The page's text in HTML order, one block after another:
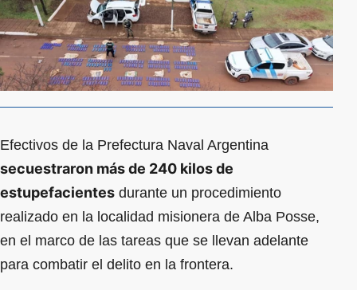
Efectivos de la Prefectura Naval Argentina
secuestraron más de 240 kilos de
estupefacientes durante un procedimiento
realizado en la localidad misionera de Alba Posse,
en el marco de las tareas que se llevan adelante
para combatir el delito en la frontera.